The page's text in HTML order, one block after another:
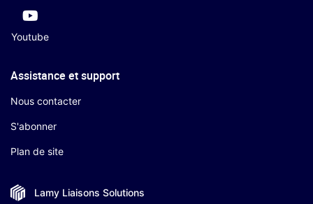
Youtube
Assistance et support
Nous contacter
S'abonner
Plan de site
Lamy Liaisons Solutions